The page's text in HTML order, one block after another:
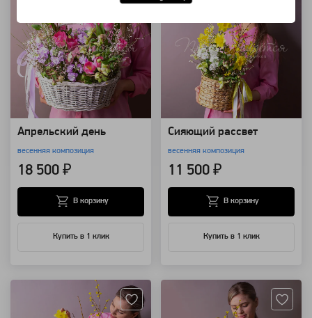
Апрельский день
весенняя композиция
18 500 ₽
Купить в 1 клик
В корзину
Сияющий рассвет
весенняя композиция
11 500 ₽
Купить в 1 клик
В корзину